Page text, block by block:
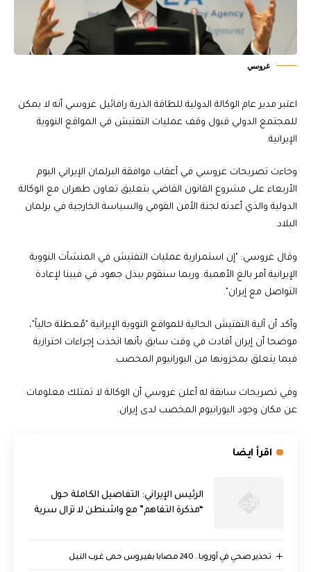
غروسي
اعتبر مدير عام الوكالة الدولية للطاقة الذرية رافائيل غروسي أنه لا يمكن
للمجتمع الدولي قبول وقف عمليات التفتيش في المواقع النووية
الإيرانية.
وجاءت تصريحات غروسي في أعقاب موافقة البرلمان الإيراني اليوم
الأربعاء على مشروع القانون القاضي بتعليق تعاون طهران مع الوكالة
الدولية والذي أعدته لجنة الأمن القومي والسياسة الخارجية في برلمان
البلاد.
وقال غروسي: "إن استمرارية عمليات التفتيش في المنشآت النووية
الإيرانية أمر بالغ الأهمية. وربما سنقوم ببذل جهود في فيينا لإعادة
التواصل مع إيران".
وأكد أن آلية التفتيش الحالية للمواقع النووية الإيرانية "مُعطلة حالياً"،
موضحا أن إيران أفادت في وقت سابق بأنها اتخذت إجراءات احترازية
فيما يتعلق بمخزونها من اليورانيوم المخصب.
وفي تصريحات سابقة له أعلن غروسي أن الوكالة لا تمتلك معلومات
عن مكان وجود اليورانيوم المخصب لدى إيران.
اقرأ ايضا
الرئيس الإيراني: التفاصيل الكاملة حول
“مذكرة التفاهم” مع واشنطن لا تزال سرية
تحذير صحي في أوروبا.. 240 مصابا بفيروس حمى غرب النيل